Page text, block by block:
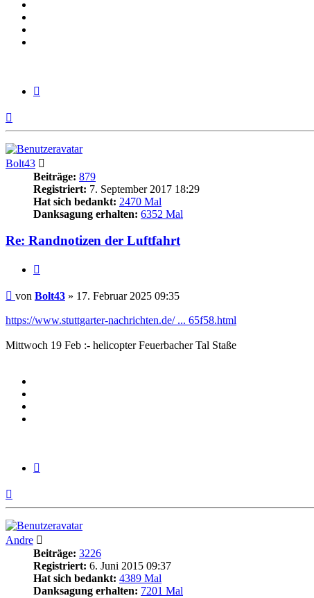
Bolt43
Beiträge: 879
Registriert: 7. September 2017 18:29
Hat sich bedankt: 2470 Mal
Danksagung erhalten: 6352 Mal
Re: Randnotizen der Luftfahrt
Beitrag
von Bolt43 » 17. Februar 2025 09:35
https://www.stuttgarter-nachrichten.de/ ... 65f58.html
Mittwoch 19 Feb :- helicopter Feuerbacher Tal Staße
Andre
Beiträge: 3226
Registriert: 6. Juni 2015 09:37
Hat sich bedankt: 4389 Mal
Danksagung erhalten: 7201 Mal